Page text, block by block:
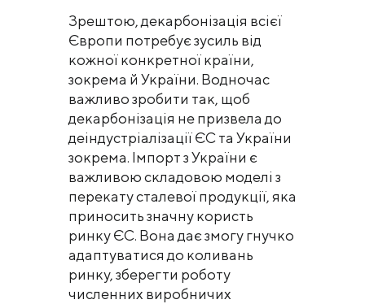
Зрештою, декарбонізація всієї
Європи потребує зусиль від
кожної конкретної країни,
зокрема й України. Водночас
важливо зробити так, щоб
декарбонізація не призвела до
деіндустріалізації ЄС та України
зокрема. Імпорт з України є
важливою складовою моделі з
перекату сталевої продукції, яка
приносить значну користь
ринку ЄС. Вона дає змогу гнучко
адаптуватися до коливань
ринку, зберегти роботу
численних виробничих